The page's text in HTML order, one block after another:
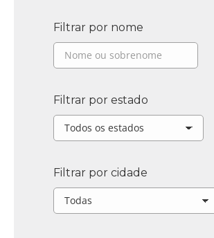
Filtrar por nome
Filtrar por estado
Filtrar por cidade